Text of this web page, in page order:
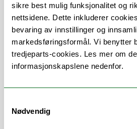
sikre best mulig funksjonalitet og
nettsidene. Dette inkluderer
bevaring av innstillinger og
markedsføringsformål. Vi benytter
tredjeparts-cookies. Les mer om
informasjonskapslene nedenfor.
Nødvendig
Om
Forskning og
Publikasjoner